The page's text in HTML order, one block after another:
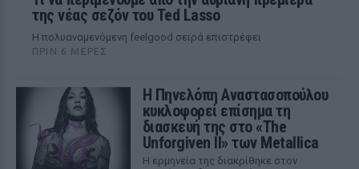
της νέας σεζόν του Ted Lasso
Η πολυαναμενόμενη feelgood σειρά επιστρέφει
ΠΡΙΝ 6 ΜΈΡΕΣ
Η Πηνελόπη Αναστασοπούλου
κυκλοφορεί επίσημα τη
διασκευή της στο «The
Unforgiven II» των Metallica
Η ερμηνεία της διακρίθηκε στον